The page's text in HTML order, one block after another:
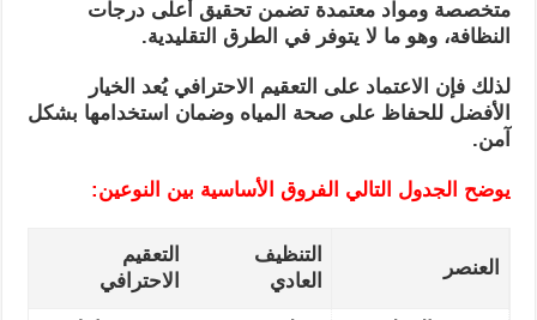
متخصصة ومواد معتمدة تضمن تحقيق أعلى درجات
النظافة، وهو ما لا يتوفر في الطرق التقليدية.
لذلك فإن الاعتماد على التعقيم الاحترافي يُعد الخيار
الأفضل للحفاظ على صحة المياه وضمان استخدامها بشكل
آمن.
يوضح الجدول التالي الفروق الأساسية بين النوعين:
العنصر
التنظيف
العادي
التعقيم
الاحترافي